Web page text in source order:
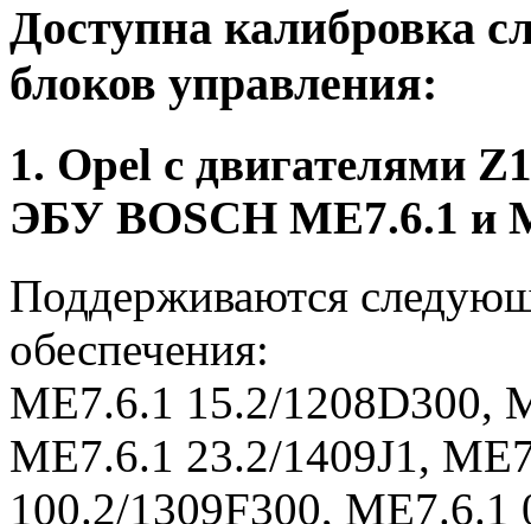
Доступна калибровка
блоков управления:
1. Opel с двигателями
ЭБУ BOSCH ME7.6.1 и
Поддерживаются
обеспечения:
ME7.6.1 15.2/1208D300,
ME7.6.1 23.2/1409J1,
100.2/1309F300,